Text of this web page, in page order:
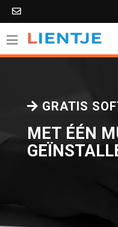
GRATIS
MET ÉÉN